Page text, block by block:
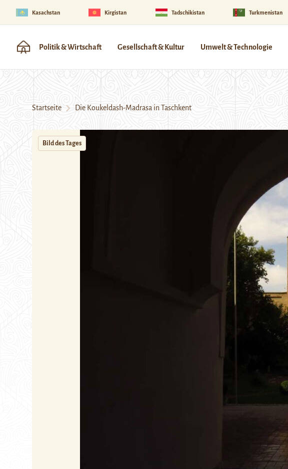
Kasachstan Kirgistan Tadschikistan Turkmenistan
Politik & Wirtschaft Gesellschaft & Kultur Umwelt & Technologie
Startseite Die Koukeldash-Madrasa in Taschkent
Bild des Tages